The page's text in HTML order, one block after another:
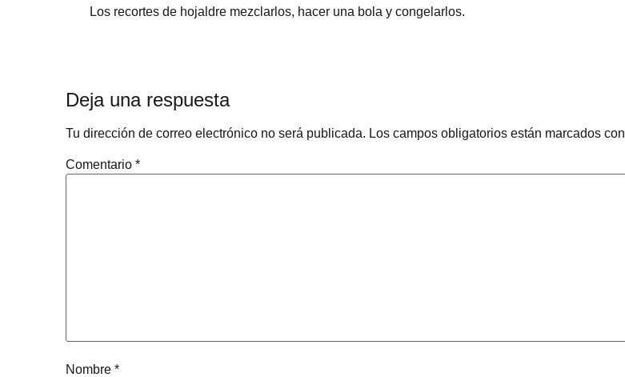
Los recortes de hojaldre mezclarlos, hacer una bola y congelarlos.
Deja una respuesta
Tu dirección de correo electrónico no será publicada. Los campos obligatorios están marcados con
Comentario *
Nombre *